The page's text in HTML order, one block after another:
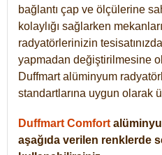
bağlantı çap ve ölçülerine
kolaylığı sağlarken
radyatörlerinizin
yapmadan değiştirilmesine
Duffmart alüminyum
standartlarına uygun olarak
Duffmart Comfort
aşağıda verilen renklerde